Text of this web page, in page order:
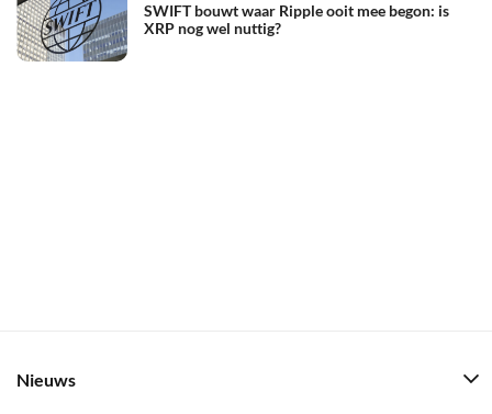
SWIFT bouwt waar Ripple ooit mee begon: is
XRP nog wel nuttig?
Nieuws